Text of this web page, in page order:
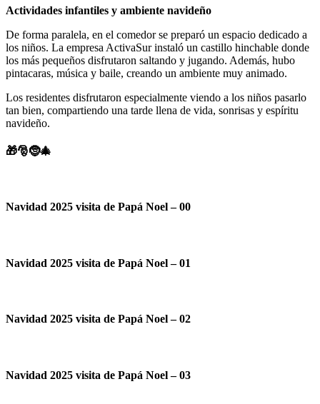
Actividades infantiles y ambiente navideño
De forma paralela, en el comedor se preparó un espacio dedicado a
los niños. La empresa ActivaSur instaló un castillo hinchable donde
los más pequeños disfrutaron saltando y jugando. Además, hubo
pintacaras, música y baile, creando un ambiente muy animado.
Los residentes disfrutaron especialmente viendo a los niños pasarlo
tan bien, compartiendo una tarde llena de vida, sonrisas y espíritu
navideño.
🎁🎅🤶🎄
Navidad 2025 visita de Papá Noel – 00
Navidad 2025 visita de Papá Noel – 01
Navidad 2025 visita de Papá Noel – 02
Navidad 2025 visita de Papá Noel – 03